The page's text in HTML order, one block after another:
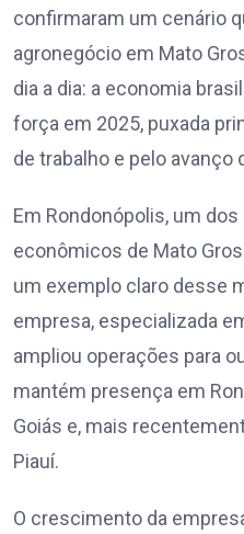
confirmaram um cenário
agronegócio em Mato
dia a dia: a economia
força em 2025, puxada
de trabalho e pelo avanço
Em Rondonópolis, um
econômicos de Mato
um exemplo claro desse
empresa, especializada
ampliou operações para
mantém presença em
Goiás e, mais
Piauí.
O crescimento da